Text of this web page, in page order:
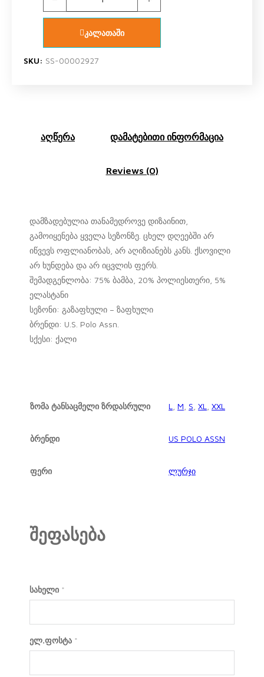
კალათაში
SKU: SS-00002927
აღწერა დამატებითი ინფორმაცია
Reviews (0)
დამზადებულია თანამედროვე დიზაინით,
გამოიყენება ყველა სეზონზე. ცხელ დღეებში არ
იწვევს ოფლიანობას, არ აღიზიანებს კანს. ქსოვილი
არ ხუნდება და არ იცვლის ფერს.
შემადგენლობა: 75% ბამბა, 20% პოლიესთერი, 5%
ელასტანი
სეზონი: გაზაფხული – ზაფხული
ბრენდი: U.S. Polo Assn.
სქესი: ქალი
ზომა ტანსაცმელი ზრდასრული L M S XL XXL
ბრენდი US POLO ASSN
ფერი ლურჯი
შეფასება
სახელი *
ელ.ფოსტა *